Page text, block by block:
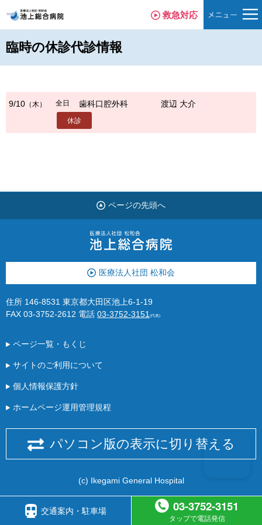
救急対応
臨時の休診代診情報
9/10 （木） 全日 歯科口腔外科 渡辺 大介
休診
ページの先頭へ
医療法人社団 松和会
住所 146-8531 東京都大田区池上6-1-19
FAX 03-3752-2612 電話 03-3752-3151 (代表)
ページ一覧・もくじ
サイトのご利用について
個人情報保護方針
ホームページ運用管理規程
パソコン版の表示に切り替える
(c) Ikegami General Hospital
交通案内・駐車場 03-3752-3151
タップで電話発信